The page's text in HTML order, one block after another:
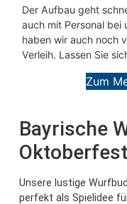
Der Aufbau geht
auch mit Personal bei
haben wir auch noch
Verleih. Lassen Sie
Zum
Bayrische
Unsere lustige
perfekt als Spielidee